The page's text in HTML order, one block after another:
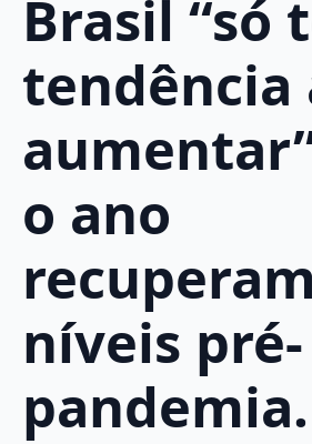
Brasil “só
tendência
o ano
níveis pré-
pandemia.